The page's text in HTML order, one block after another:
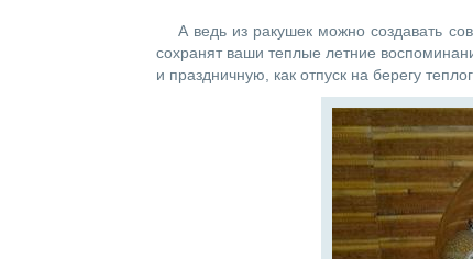
А ведь из ракушек можно создавать
сохранят ваши теплые летние
и праздничную, как отпуск на берегу